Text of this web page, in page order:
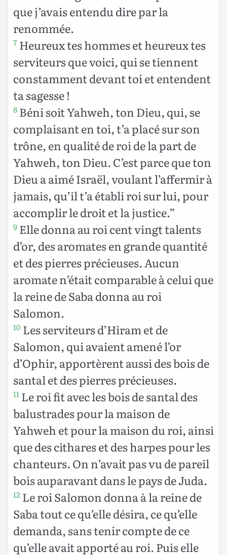
que j’avais entendu dire par la
renommée.
7 Heureux tes hommes et heureux tes
serviteurs que voici, qui se tiennent
constamment devant toi et entendent
ta sagesse !
8 Béni soit Yahweh, ton Dieu, qui, se
complaisant en toi, t’a placé sur son
trône, en qualité de roi de la part de
Yahweh, ton Dieu. C’est parce que ton
Dieu a aimé Israël, voulant l’affermir à
jamais, qu’il t’a établi roi sur lui, pour
accomplir le droit et la justice.”
9 Elle donna au roi cent vingt talents
d’or, des aromates en grande quantité
et des pierres précieuses. Aucun
aromate n’était comparable à celui que
la reine de Saba donna au roi
Salomon.
10 Les serviteurs d’Hiram et de
Salomon, qui avaient amené l’or
d’Ophir, apportèrent aussi des bois de
santal et des pierres précieuses.
11 Le roi fit avec les bois de santal des
balustrades pour la maison de
Yahweh et pour la maison du roi, ainsi
que des cithares et des harpes pour les
chanteurs. On n’avait pas vu de pareil
bois auparavant dans le pays de Juda.
12 Le roi Salomon donna à la reine de
Saba tout ce qu’elle désira, ce qu’elle
demanda, sans tenir compte de ce
qu’elle avait apporté au roi. Puis elle